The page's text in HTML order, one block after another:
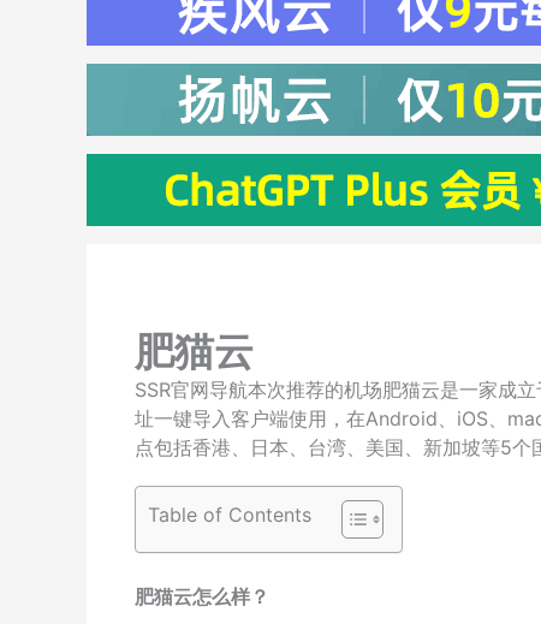
肥猫云
SSR官网导航本次推荐的机场肥猫云是一家成
址一键导入客户端使用，在Android、iOS、
点包括香港、日本、台湾、美国、新加坡等5个
Table of Contents
肥猫云怎么样？